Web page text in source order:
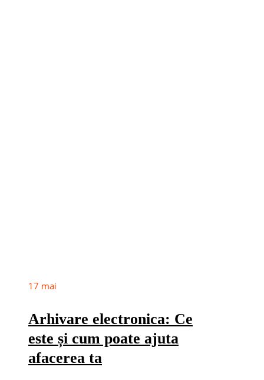
17 mai
Arhivare electronica: Ce
este și cum poate ajuta
afacerea ta